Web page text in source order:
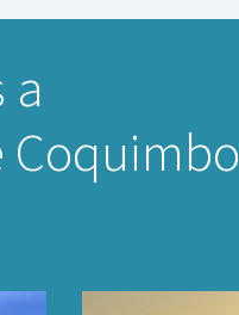
Coquimbo